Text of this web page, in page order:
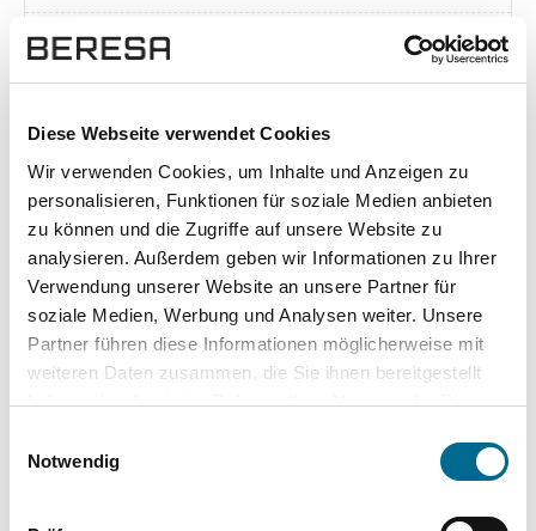
Diese Webseite verwendet Cookies
Wir verwenden Cookies, um Inhalte und Anzeigen zu
personalisieren, Funktionen für soziale Medien anbieten
zu können und die Zugriffe auf unsere Website zu
analysieren. Außerdem geben wir Informationen zu Ihrer
Verwendung unserer Website an unsere Partner für
soziale Medien, Werbung und Analysen weiter. Unsere
Partner führen diese Informationen möglicherweise mit
weiteren Daten zusammen, die Sie ihnen bereitgestellt
haben oder die sie im Rahmen Ihrer Nutzung der Dienste
Cookies, wenn Sie unsere Webseite weiterhin nutzen.
Notwendig
Exposé herunterladen [pdf]
Unsere Vorteile
wuddi Leasing Kauf
Versicherung ✔ - -
-